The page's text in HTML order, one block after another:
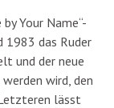
Your Name“-
1983 das Ruder
und der neue
wird, den
lässt